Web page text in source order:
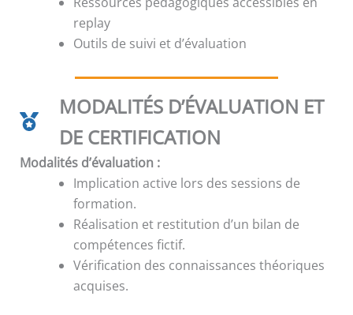
replay
Outils de suivi et d’évaluation
MODALITÉS D’ÉVALUATION ET
DE CERTIFICATION
Modalités d’évaluation :
Implication active lors des sessions de
formation.
Réalisation et restitution d’un bilan de
compétences fictif.
Vérification des connaissances théoriques
acquises.